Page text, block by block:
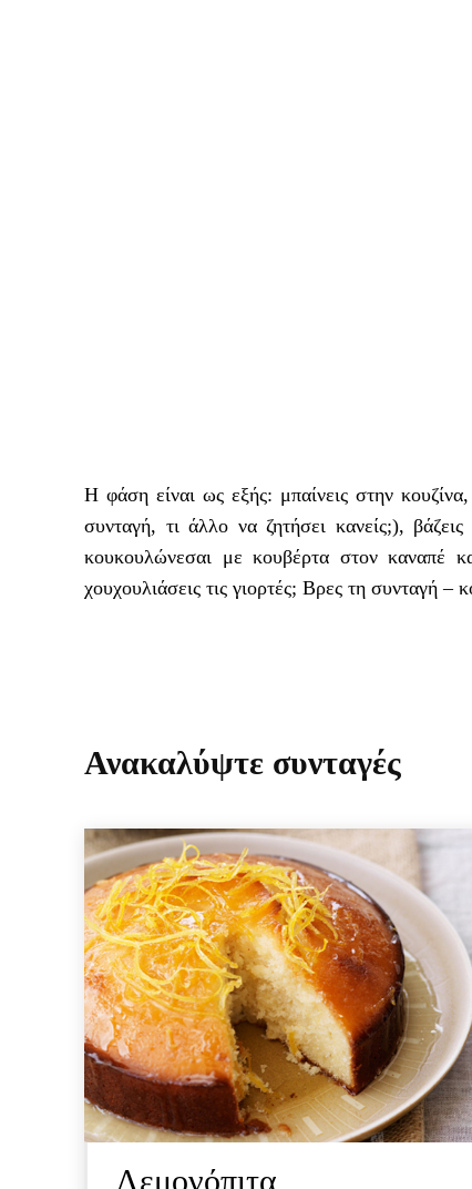
Η φάση είναι ως εξής: μπαίνεις στην
συνταγή, τι άλλο να ζητήσει κανείς;),
κουκουλώνεσαι με κουβέρτα στον καναπέ
χουχουλιάσεις τις γιορτές; Βρες τη συνταγή –
Ανακαλύψτε συνταγές
Λεμονόπιτα